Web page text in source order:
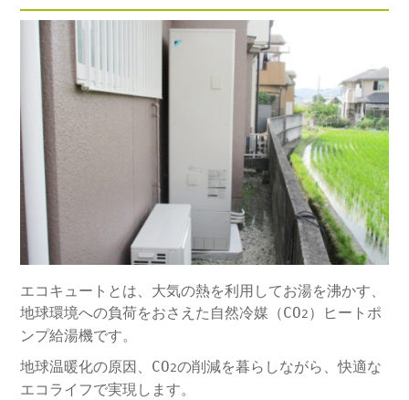
エコキュートとは、大気の熱を利用してお湯を沸かす、
地球環境への負荷をおさえた自然冷媒（CO2 ）ヒートポ
ンプ給湯機です。
地球温暖化の原因、CO2の削減を暮らしながら、快適な
エコライフで実現します。